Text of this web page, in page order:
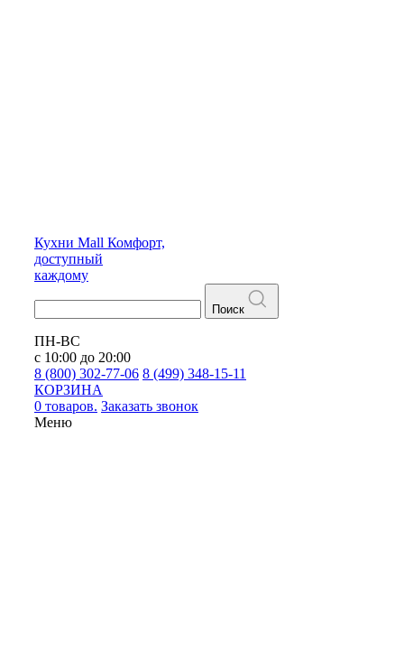
Кухни Mall Комфорт,
доступный
каждому
Поиск
ПН-ВС
с 10:00 до 20:00
8 (800) 302-77-06 8 (499) 348-15-11
КОРЗИНА
0 товаров. Заказать звонок
Меню